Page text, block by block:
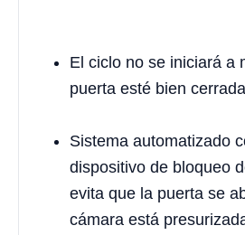
El ciclo no se iniciará a
puerta esté bien
Sistema automatizado
dispositivo de bloqueo
evita que la puerta se
cámara está